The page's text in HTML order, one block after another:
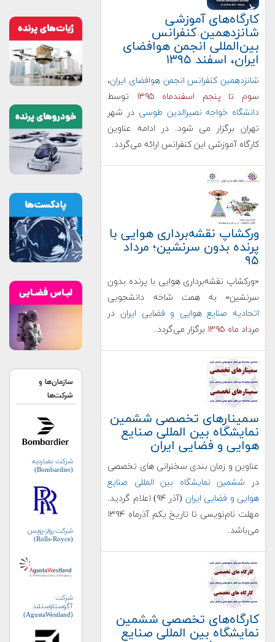
کارگاه‌های آموزشی
شانزدهمین کنفرانس
بین‌المللی انجمن هوافضای
ایران، اسفند ۱۳۹۵
شانزدهمین کنفرانس انجمن هوافضای ایران،
سوم تا پنجم اسفندماه ۱۳۹۵
توسط
دانشگاه خواجه نصیر‌الدین طوسی در شهر
تهران برگزار می شود. در ادامه عناوین
کارگاه آموزشی این کنفرانس ارائه می‌گردد.
ورکشاپ نقشه‌برداری هوایی با
پرنده بدون سرنشین؛ مرداد
۹۵
«ورکشاپ نقشه‌برداری هوایی با پرنده بدون
سرنشین» به همت شاخه‌ دانشجویی
اتحادیه صنایع هوایی و فضایی ایران در
مرداد ماه ۱۳۹۵
برگزار می‌گردد.
سمینارهای تخصصی ششمین
نمایشگاه بین المللی صنایع
هوایی و فضایی ایران
عناوین و زمان بندی سخنرانی های تخصصی
در ششمین نمایشگاه بین المللی صنایع
هوایی و فضایی ایران
(آذر ۹۴) اعلام گردید.
مهلت نام‌نویسی تا تاریخ یکم آذرماه ۱۳۹۴
می‌باشد.
کارگاه‌های تخصصی ششمین
نمایشگاه بین المللی صنایع
سازمان‌ها و
شرکت‌ها
شرکت بمباردیه
(Bombardier)
شرکت رولز-رویس
(Rolls-Royce)
شرکت
آگوستاوستلند
(AgustaWestland)